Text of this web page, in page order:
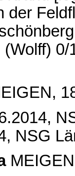
der
(Wolff)
NSG